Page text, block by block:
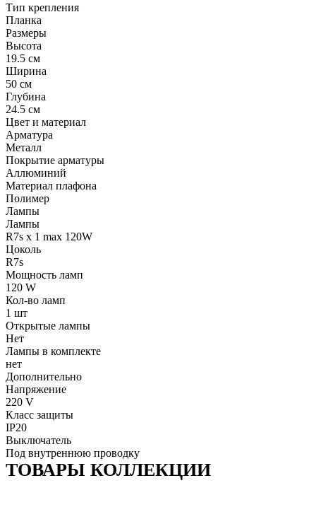
Тип крепления
Планка
Размеры
Высота
19.5 см
Ширина
50 см
Глубина
24.5 см
Цвет и материал
Арматура
Металл
Покрытие арматуры
Аллюминий
Материал плафона
Полимер
Лампы
Лампы
R7s x 1 max 120W
Цоколь
R7s
Мощность ламп
120 W
Кол-во ламп
1 шт
Открытые лампы
Нет
Лампы в комплекте
нет
Дополнительно
Напряжение
220 V
Класс защиты
IP20
Выключатель
Под внутреннюю проводку
ТОВАРЫ КОЛЛЕКЦИИ